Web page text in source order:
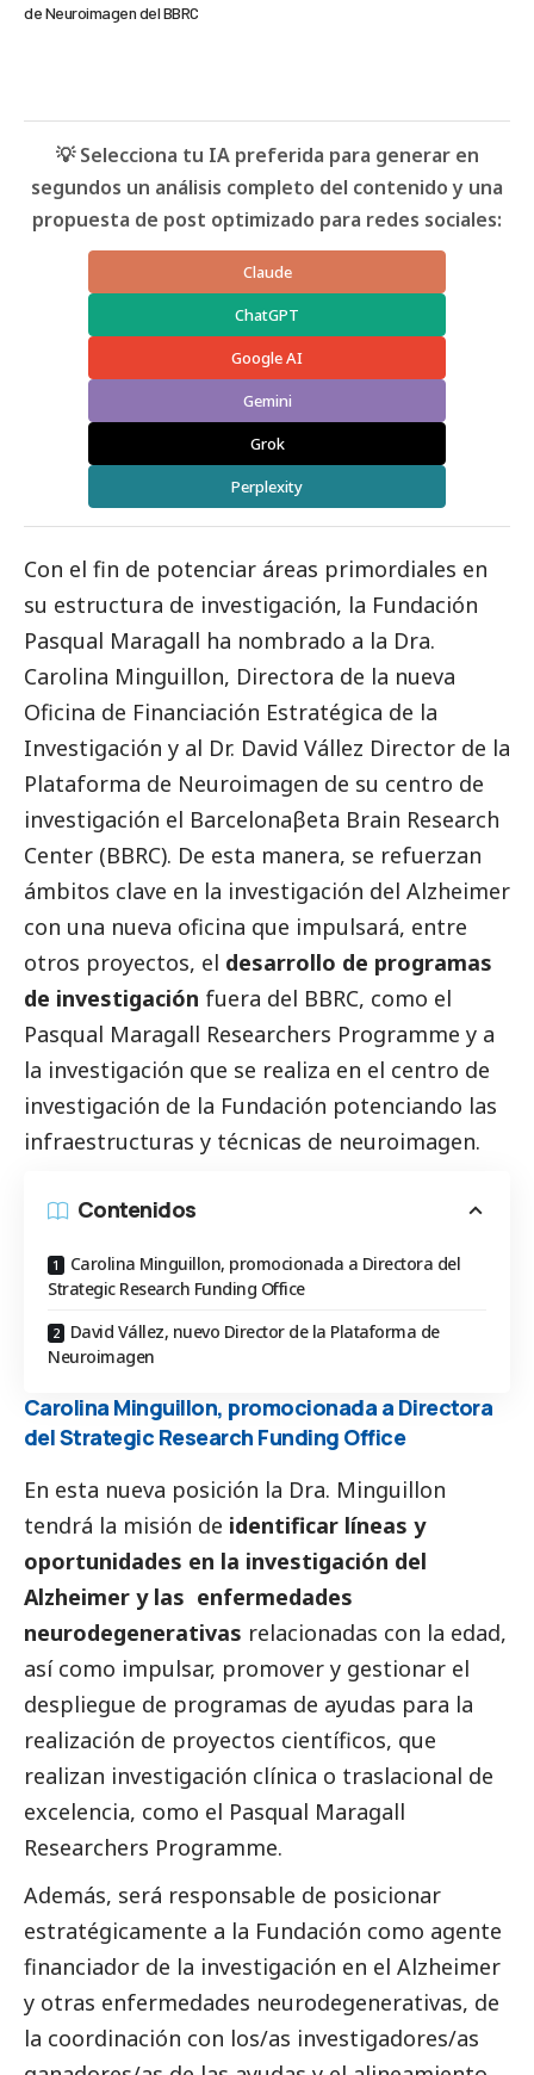
de Neuroimagen del BBRC
💡 Selecciona tu IA preferida para generar en
segundos un análisis completo del contenido y una
propuesta de post optimizado para redes sociales:
Claude
ChatGPT
Google AI
Gemini
Grok
Perplexity
Con el fin de potenciar áreas primordiales en
su estructura de investigación, la Fundación
Pasqual Maragall ha nombrado a la Dra.
Carolina Minguillon, Directora de la nueva
Oficina de Financiación Estratégica de la
Investigación y al Dr. David Vállez Director de la
Plataforma de Neuroimagen de su centro de
investigación el Barcelonaβeta Brain Research
Center (BBRC). De esta manera, se refuerzan
ámbitos clave en la investigación del Alzheimer
con una nueva oficina que impulsará, entre
otros proyectos, el desarrollo de programas
de investigación fuera del BBRC, como el
Pasqual Maragall Researchers Programme y a
la investigación que se realiza en el centro de
investigación de la Fundación potenciando las
infraestructuras y técnicas de neuroimagen.
Contenidos
Carolina Minguillon, promocionada a Directora del
Strategic Research Funding Office
David Vállez, nuevo Director de la Plataforma de
Neuroimagen
Carolina Minguillon, promocionada a Directora
del Strategic Research Funding Office
En esta nueva posición la Dra. Minguillon
tendrá la misión de identificar líneas y
oportunidades en la investigación del
Alzheimer y las enfermedades
neurodegenerativas relacionadas con la edad,
así como impulsar, promover y gestionar el
despliegue de programas de ayudas para la
realización de proyectos científicos, que
realizan investigación clínica o traslacional de
excelencia, como el Pasqual Maragall
Researchers Programme.
Además, será responsable de posicionar
estratégicamente a la Fundación como agente
financiador de la investigación en el Alzheimer
y otras enfermedades neurodegenerativas, de
la coordinación con los/as investigadores/as